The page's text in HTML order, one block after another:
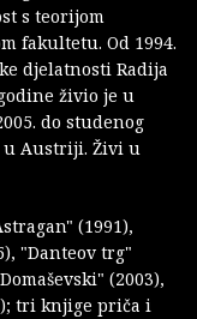
s teorijom
fakultetu. Od 1994.
djelatnosti Radija
živio je u
do studenog
u Austriji. Živi u
(1991),
"Danteov trg"
(2003),
tri knjige priča i